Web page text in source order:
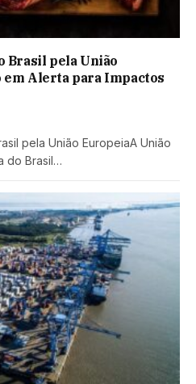
Brasil pela União
Alerta para Impactos
pela União EuropeiaA União
do Brasil…